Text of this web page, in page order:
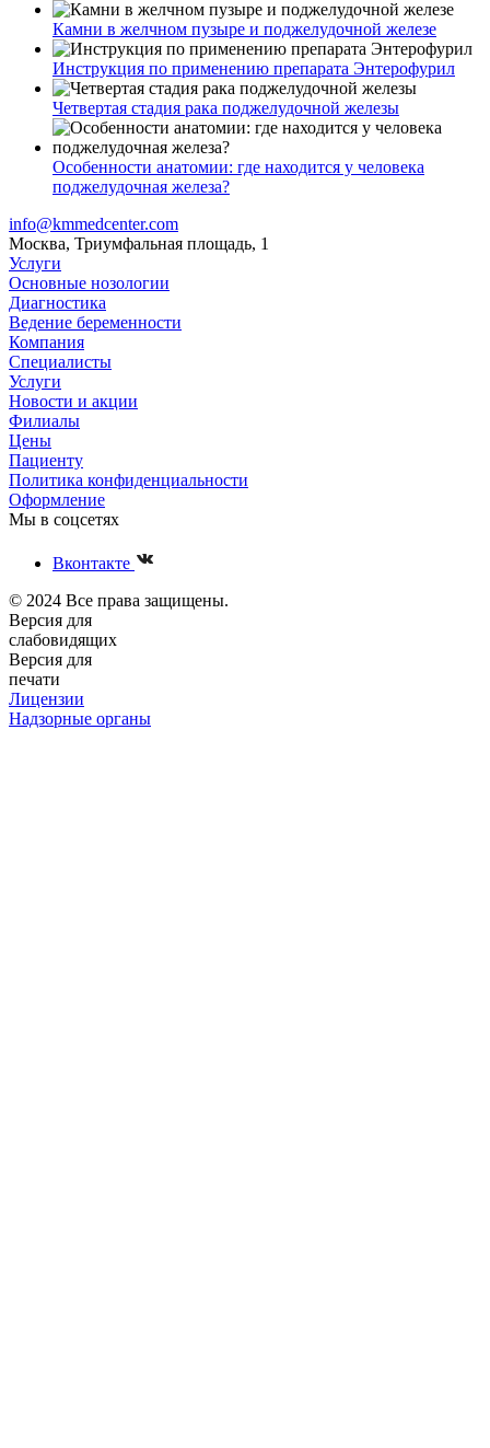
Камни в желчном пузыре и поджелудочной железе
Инструкция по применению препарата Энтерофурил
Четвертая стадия рака поджелудочной железы
Особенности анатомии: где находится у человека
поджелудочная железа?
info@kmmedcenter.com
Москва, Триумфальная площадь, 1
Услуги
Основные нозологии
Диагностика
Ведение беременности
Компания
Специалисты
Услуги
Новости и акции
Филиалы
Цены
Пациенту
Политика конфиденциальности
Оформление
Мы в соцсетях
Вконтакте
© 2024 Все права защищены.
Версия для
слабовидящих
Версия для
печати
Лицензии
Надзорные органы